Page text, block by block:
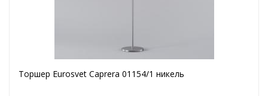
Торшер Eurosvet Caprera 01154/1 никель